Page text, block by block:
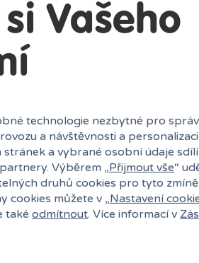
Vašeho
technologie nezbytné pro
a návštěvnosti a
a vybrané osobní údaje
Výběrem „Přijmout vše“
druhů cookies pro tyto
cookies můžete v „Nastavení
také odmítnout. Více informací v